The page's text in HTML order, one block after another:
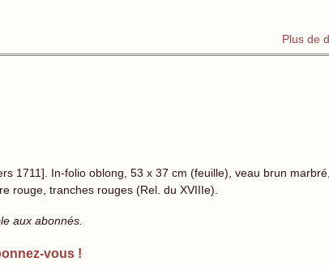
Plus de
1711]. In-folio oblong, 53 x 37 cm (feuille), veau brun marbré,
rouge, tranches rouges (Rel. du XVIIIe).
aux abonnés.
vous !